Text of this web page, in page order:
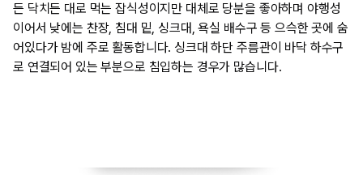
든 닥치든 대로 먹는 잡식성이지만 대체로 당분을 좋아하며 야행성
이어서 낮에는 찬장, 침대 밑, 싱크대, 욕실 배수구 등 으슥한 곳에 숨
어있다가 밤에 주로 활동합니다. 싱크대 하단 주름관이 바닥 하수구
로 연결되어 있는 부분으로 침입하는 경우가 많습니다.